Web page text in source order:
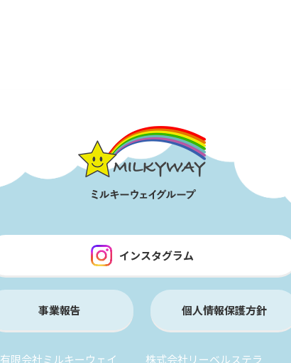
インスタグラム
事業報告 個人情報保護方針
有限会社ミルキーウェイ 株式会社リーベルステラ